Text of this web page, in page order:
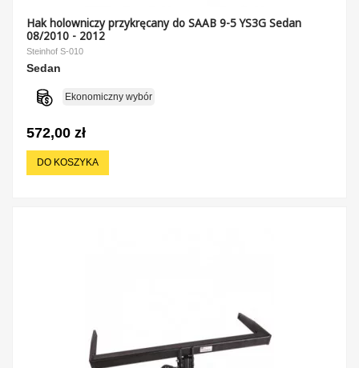
Hak holowniczy przykręcany do SAAB 9-5 YS3G Sedan
08/2010 - 2012
Steinhof S-010
Sedan
Ekonomiczny wybór
572,00 zł
DO KOSZYKA